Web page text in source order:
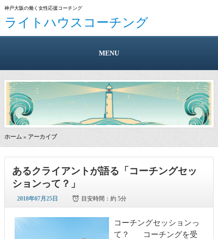
神戸大阪の働く女性応援コーチング
ライトハウスコーチング
MENU
ホーム » アーカイブ
あるクライアントが語る「コーチングセッ
ションって？」
2018年07月25日 目安時間：約 5分
コーチングセッションっ
て？ コーチングを受